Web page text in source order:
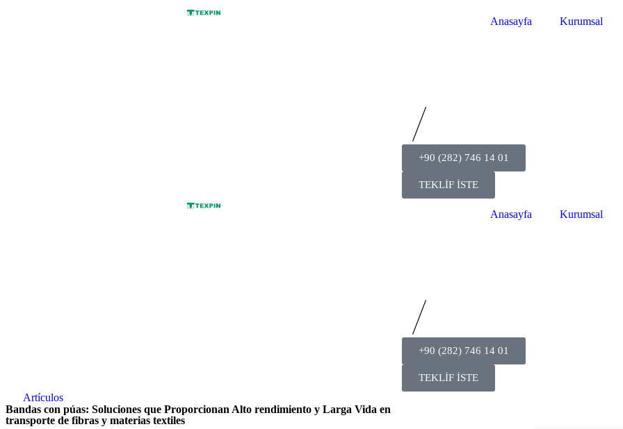
Anasayfa Kurumsal
+90 (282) 746 14 01
TEKLİF İSTE
Anasayfa Kurumsal
+90 (282) 746 14 01
TEKLİF İSTE
Artículos
Bandas con púas: Soluciones que Proporcionan Alto rendimiento y Larga Vida en
transporte de fibras y materias textiles